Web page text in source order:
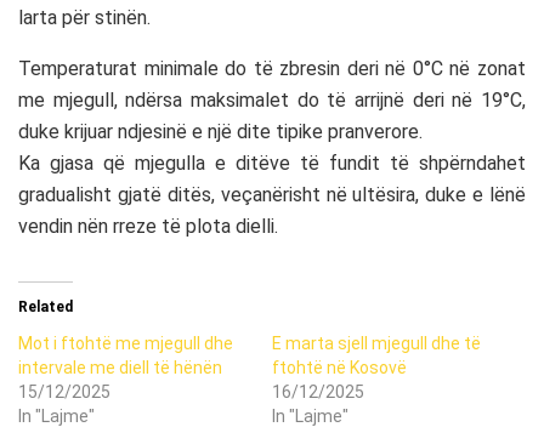
larta për stinën.
Temperaturat minimale do të zbresin deri në 0°C në zonat
me mjegull, ndërsa maksimalet do të arrijnë deri në 19°C,
duke krijuar ndjesinë e një dite tipike pranverore.
Ka gjasa që mjegulla e ditëve të fundit të shpërndahet
gradualisht gjatë ditës, veçanërisht në ultësira, duke e lënë
vendin nën rreze të plota dielli.
Related
Mot i ftohtë me mjegull dhe
intervale me diell të hënën
15/12/2025
In "Lajme"
E marta sjell mjegull dhe të
ftohtë në Kosovë
16/12/2025
In "Lajme"